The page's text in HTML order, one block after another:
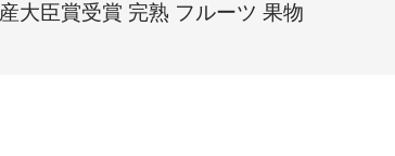
大臣賞受賞 完熟 フルーツ 果物